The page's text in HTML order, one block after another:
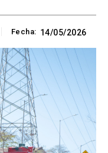
Fecha: 14/05/2026